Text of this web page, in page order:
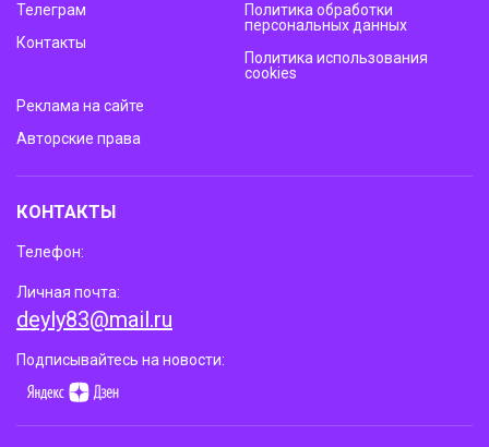
Телеграм
Контакты
Политика обработки
персональных данных
Политика использования
cookies
Реклама на сайте
Авторские права
КОНТАКТЫ
Телефон:
Личная почта:
deyly83@mail.ru
Подписывайтесь на новости: